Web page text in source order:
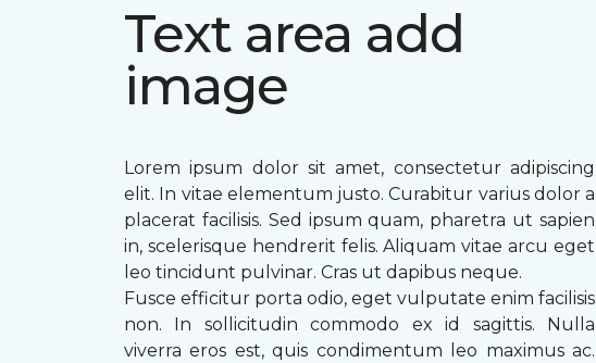
Text area add
image
Lorem ipsum dolor sit amet, consectetur adipiscing
elit. In vitae elementum justo. Curabitur varius dolor a
placerat facilisis. Sed ipsum quam, pharetra ut sapien
in, scelerisque hendrerit felis. Aliquam vitae arcu eget
leo tincidunt pulvinar. Cras ut dapibus neque.
Fusce efficitur porta odio, eget vulputate enim facilisis
non. In sollicitudin commodo ex id sagittis. Nulla
viverra eros est, quis condimentum leo maximus ac.